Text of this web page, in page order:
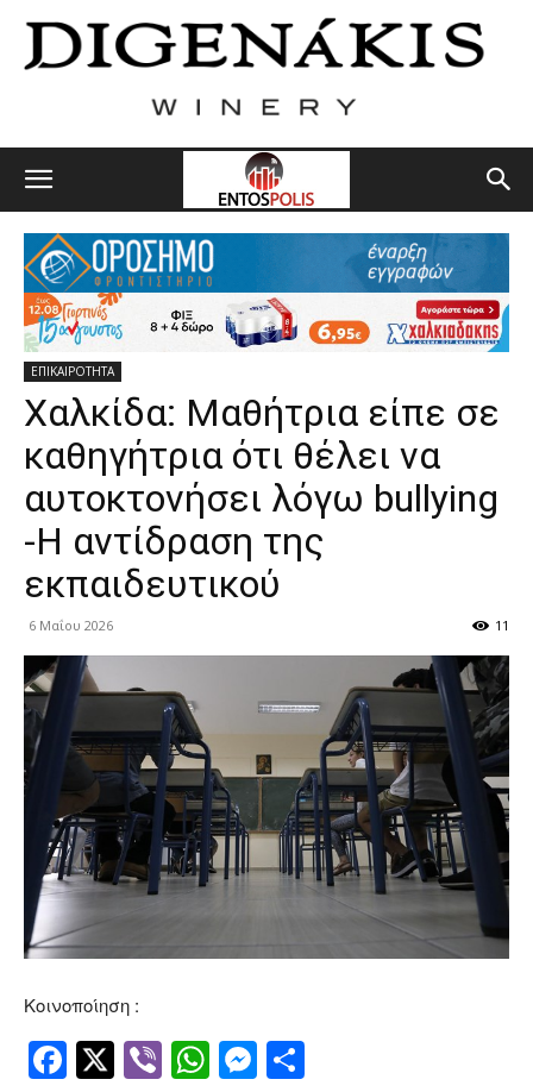
ΕΠΙΚΑΙΡΟΤΗΤΑ
Χαλκίδα: Μαθήτρια είπε σε
καθηγήτρια ότι θέλει να
αυτοκτονήσει λόγω bullying
-Η αντίδραση της
εκπαιδευτικού
6 Μαΐου 2026 11
Κοινοποίηση :
Facebook
Twitter
ViberWhatsApp
Messenger